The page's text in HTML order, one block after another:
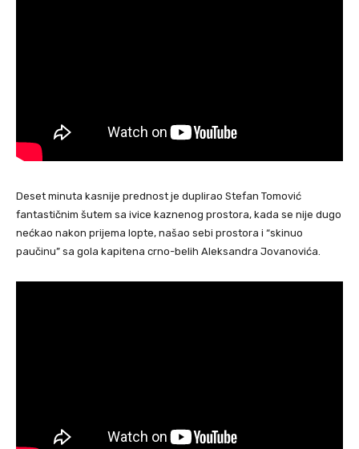
Deset minuta kasnije prednost je duplirao Stefan Tomović
fantastičnim šutem sa ivice kaznenog prostora, kada se nije dugo
nećkao nakon prijema lopte, našao sebi prostora i “skinuo
paučinu” sa gola kapitena crno-belih Aleksandra Jovanovića.